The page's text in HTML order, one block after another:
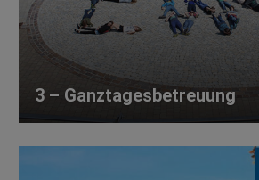
3 – Ganztagesbetreuung